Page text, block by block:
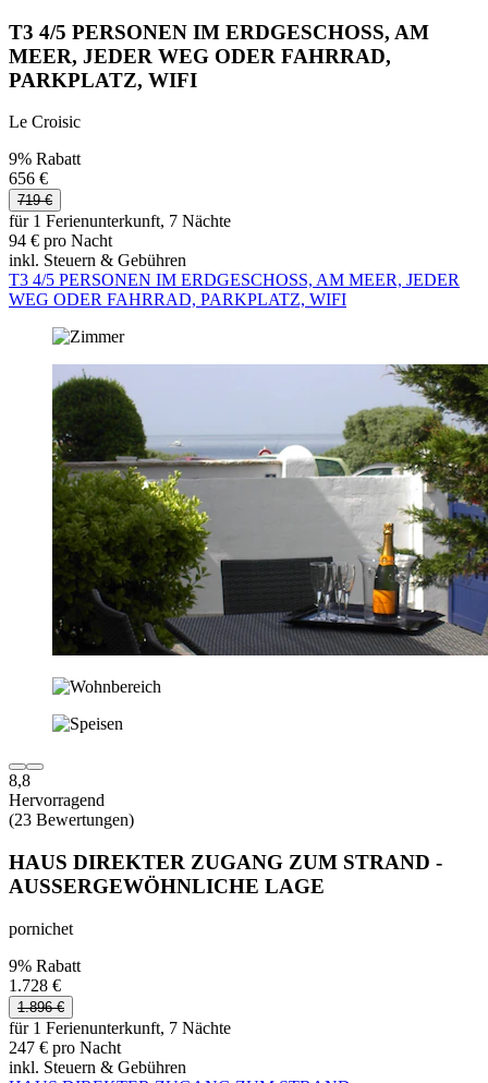
T3 4/5 PERSONEN IM ERDGESCHOSS, AM
MEER, JEDER WEG ODER FAHRRAD,
PARKPLATZ, WIFI
Le Croisic
9% Rabatt
656 €
719 €
für 1 Ferienunterkunft, 7 Nächte
94 € pro Nacht
inkl. Steuern & Gebühren
T3 4/5 PERSONEN IM ERDGESCHOSS, AM MEER, JEDER
WEG ODER FAHRRAD, PARKPLATZ, WIFI
8,8
Hervorragend
(23 Bewertungen)
HAUS DIREKTER ZUGANG ZUM STRAND -
AUSSERGEWÖHNLICHE LAGE
pornichet
9% Rabatt
1.728 €
1.896 €
für 1 Ferienunterkunft, 7 Nächte
247 € pro Nacht
inkl. Steuern & Gebühren